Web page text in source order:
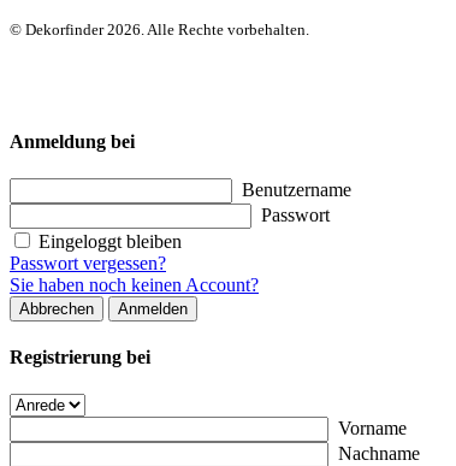
© Dekorfinder 2026. Alle Rechte vorbehalten.
Anmeldung bei
Benutzername
Passwort
Eingeloggt bleiben
Passwort vergessen?
Sie haben noch keinen Account?
Abbrechen Anmelden
Registrierung bei
Vorname
Nachname